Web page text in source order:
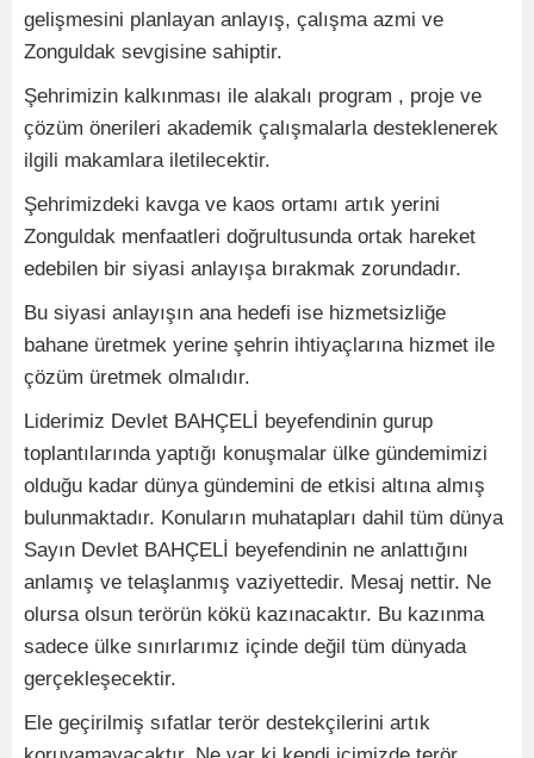
gelişmesini planlayan anlayış, çalışma azmi ve
Zonguldak sevgisine sahiptir.
Şehrimizin kalkınması ile alakalı program , proje ve
çözüm önerileri akademik çalışmalarla desteklenerek
ilgili makamlara iletilecektir.
Şehrimizdeki kavga ve kaos ortamı artık yerini
Zonguldak menfaatleri doğrultusunda ortak hareket
edebilen bir siyasi anlayışa bırakmak zorundadır.
Bu siyasi anlayışın ana hedefi ise hizmetsizliğe
bahane üretmek yerine şehrin ihtiyaçlarına hizmet ile
çözüm üretmek olmalıdır.
Liderimiz Devlet BAHÇELİ beyefendinin gurup
toplantılarında yaptığı konuşmalar ülke gündemimizi
olduğu kadar dünya gündemini de etkisi altına almış
bulunmaktadır. Konuların muhatapları dahil tüm dünya
Sayın Devlet BAHÇELİ beyefendinin ne anlattığını
anlamış ve telaşlanmış vaziyettedir. Mesaj nettir. Ne
olursa olsun terörün kökü kazınacaktır. Bu kazınma
sadece ülke sınırlarımız içinde değil tüm dünyada
gerçekleşecektir.
Ele geçirilmiş sıfatlar terör destekçilerini artık